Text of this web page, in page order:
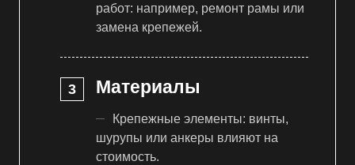
работ: например, ремонт рамы или
замена крепежей.
Материалы
Крепежные элементы: винты,
шурупы или анкеры влияют на
стоимость.